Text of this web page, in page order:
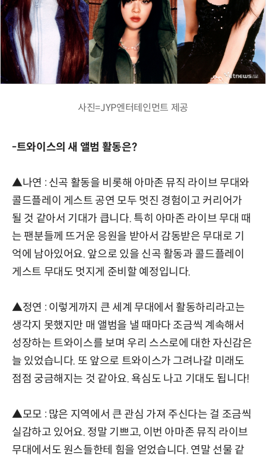
사진=JYP엔터테인먼트 제공
-트와이스의 새 앨범 활동은?
▲나연 : 신곡 활동을 비롯해 아마존 뮤직 라이브 무대와
콜드플레이 게스트 공연 모두 멋진 경험이고 커리어가
될 것 같아서 기대가 큽니다. 특히 아마존 라이브 무대 때
는 팬분들께 뜨거운 응원을 받아서 감동받은 무대로 기
억에 남아있어요. 앞으로 있을 신곡 활동과 콜드플레이
게스트 무대도 멋지게 준비할 예정입니다.
▲정연 : 이렇게까지 큰 세계 무대에서 활동하리라고는
생각지 못했지만 매 앨범을 낼 때마다 조금씩 계속해서
성장하는 트와이스를 보며 우리 스스로에 대한 자신감은
늘 있었습니다. 또 앞으로 트와이스가 그려나갈 미래도
점점 궁금해지는 것 같아요. 욕심도 나고 기대도 됩니다!
▲모모 : 많은 지역에서 큰 관심 가져 주신다는 걸 조금씩
실감하고 있어요. 정말 기쁘고, 이번 아마존 뮤직 라이브
무대에서도 원스들한테 힘을 얻었습니다. 연말 선물 같